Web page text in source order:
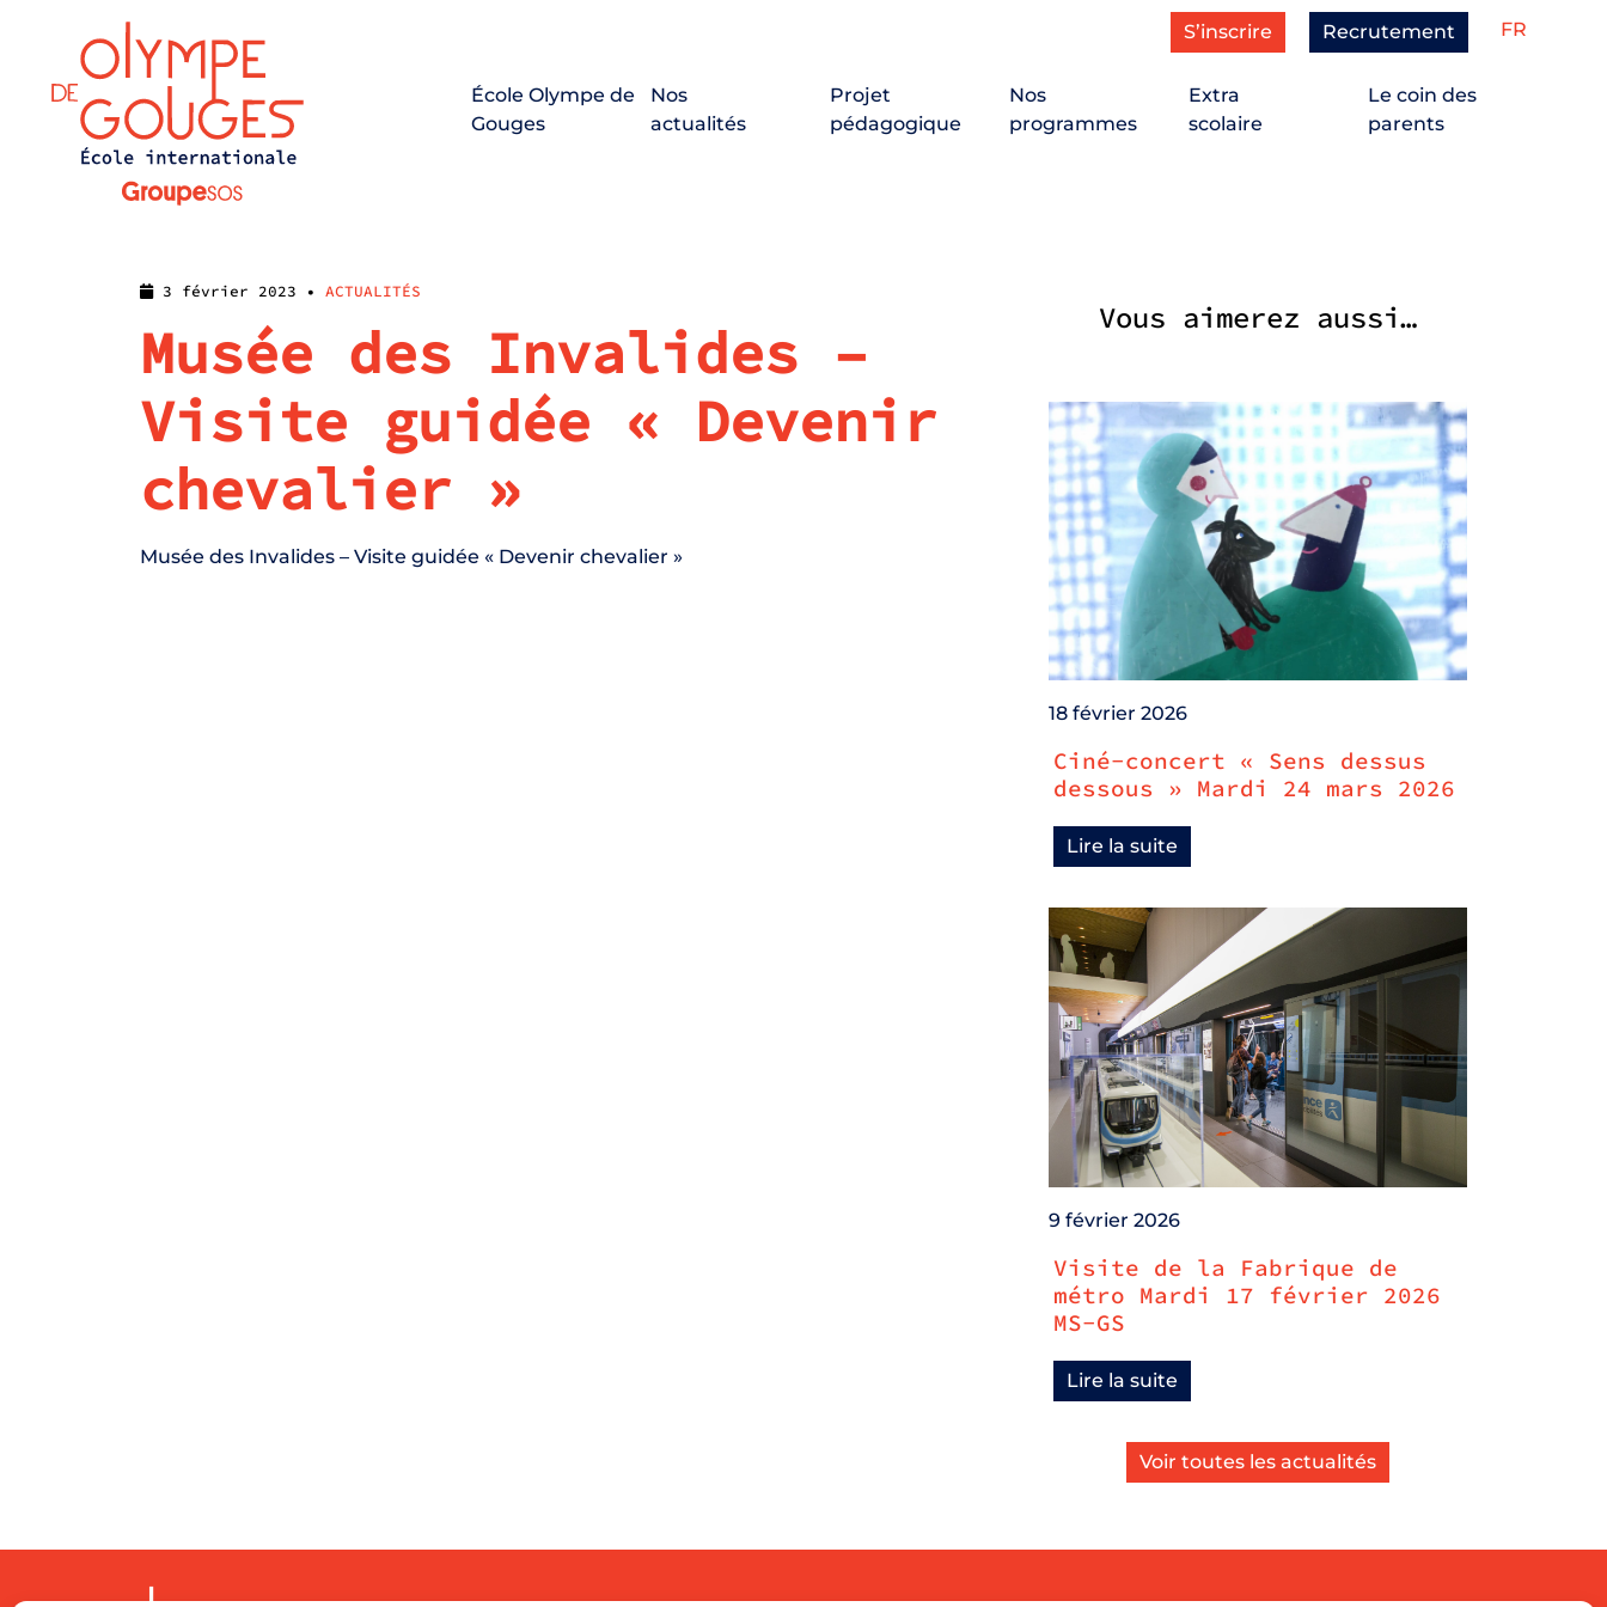
S’inscrire Recrutement FR
École Olympe de
Gouges
Nos
actualités
Projet
pédagogique
Nos
programmes
Extra
scolaire
Le coin des
parents
3 février 2023 • ACTUALITÉS
Musée des Invalides –
Visite guidée « Devenir
chevalier »
Musée des Invalides – Visite guidée « Devenir chevalier »
Vous aimerez aussi…
18 février 2026
Ciné-concert « Sens dessus
dessous » Mardi 24 mars 2026
Lire la suite
9 février 2026
Visite de la Fabrique de
métro Mardi 17 février 2026
MS-GS
Lire la suite
Voir toutes les actualités